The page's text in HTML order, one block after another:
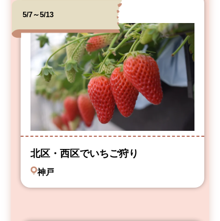
5/7～5/13
北区・西区でいちご狩り
神戸